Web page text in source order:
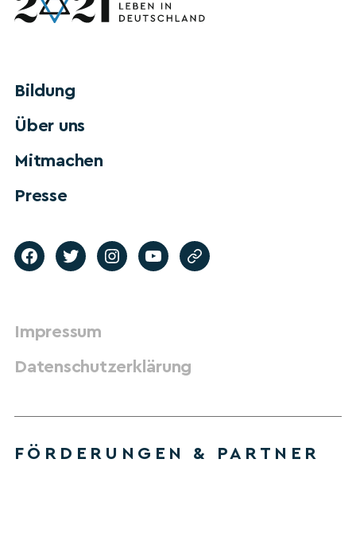
Bildung
Über uns
Mitmachen
Presse
Impressum
Datenschutzerklärung
FÖRDERUNGEN & PARTNER